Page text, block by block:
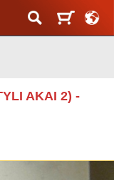
AKAI 2) -